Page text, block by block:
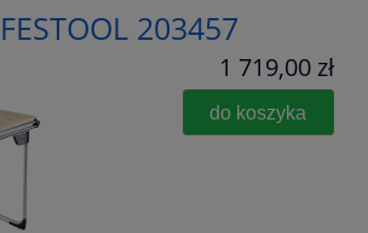
203457
1 719,00 zł
do koszyka